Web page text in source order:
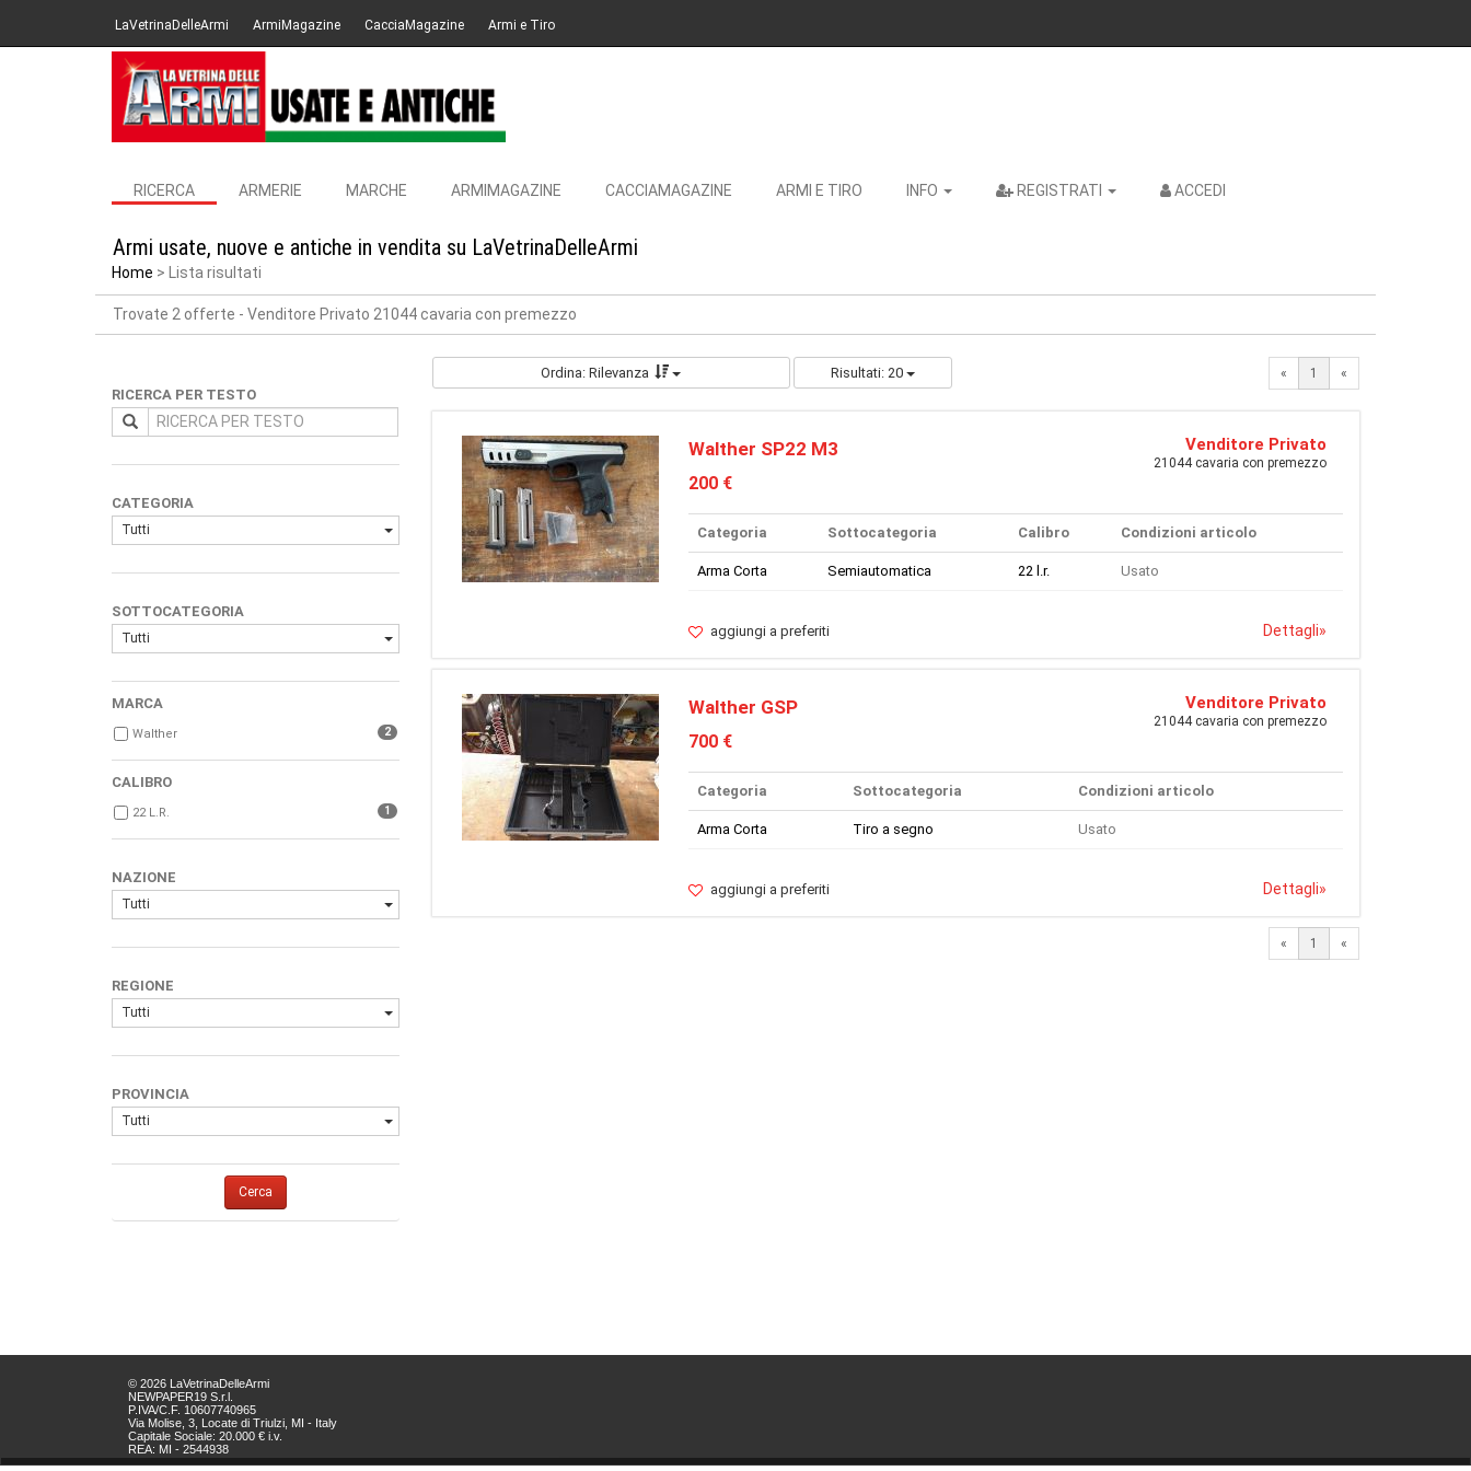
LaVetrinaDelleArmi ArmiMagazine CacciaMagazine Armi e Tiro
RICERCA ARMERIE MARCHE ARMIMAGAZINE CACCIAMAGAZINE ARMI E TIRO INFO REGISTRATI ACCEDI
Armi usate, nuove e antiche in vendita su LaVetrinaDelleArmi
Home Lista risultati
Trovate 2 offerte - Venditore Privato 21044 cavaria con premezzo
RICERCA PER TESTO
CATEGORIA
Tutti
SOTTOCATEGORIA
Tutti
MARCA
Walther 2
CALIBRO
22 L.r. 1
NAZIONE
Tutti
REGIONE
Tutti
PROVINCIA
Tutti
Cerca
Ordina: Rilevanza Risultati: 20 « 1 «
Walther SP22 M3
200 €
Venditore Privato
21044 cavaria con premezzo
Categoria Sottocategoria Calibro Condizioni articolo
Arma Corta Semiautomatica 22 l.r. Usato
aggiungi a preferiti Dettagli»
Walther GSP
700 €
Venditore Privato
21044 cavaria con premezzo
Categoria Sottocategoria Condizioni articolo
Arma Corta Tiro a segno Usato
aggiungi a preferiti Dettagli»
« 1 «
© 2026 LaVetrinaDelleArmi
NEWPAPER19 S.r.l.
P.IVA/C.F. 10607740965
Via Molise, 3, Locate di Triulzi, MI - Italy
Capitale Sociale: 20.000 € i.v.
REA: MI - 2544938